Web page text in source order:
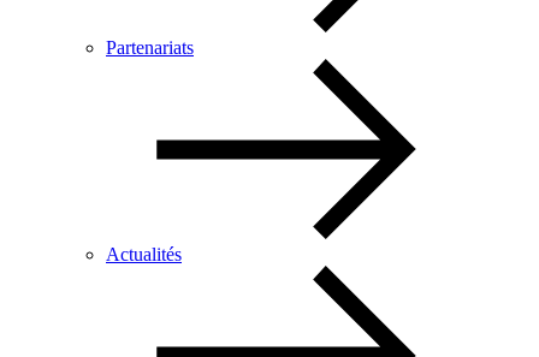
Partenariats
Actualités